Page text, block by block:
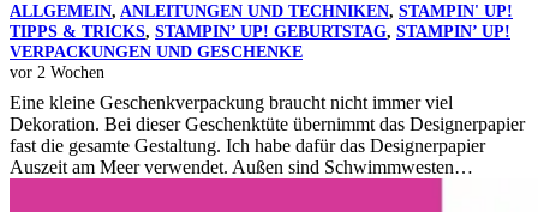
ALLGEMEIN, ANLEITUNGEN UND TECHNIKEN, STAMPIN' UP!
TIPPS & TRICKS, STAMPIN’ UP! GEBURTSTAG, STAMPIN’ UP!
VERPACKUNGEN UND GESCHENKE
vor 2 Wochen
Eine kleine Geschenkverpackung braucht nicht immer viel
Dekoration. Bei dieser Geschenktüte übernimmt das Designerpapier
fast die gesamte Gestaltung. Ich habe dafür das Designerpapier
Auszeit am Meer verwendet. Außen sind Schwimmwesten…